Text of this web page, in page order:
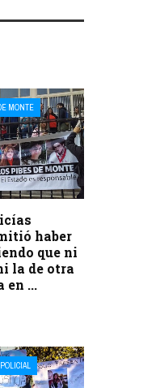
MONTE
haber
que ni
la de otra
en ...